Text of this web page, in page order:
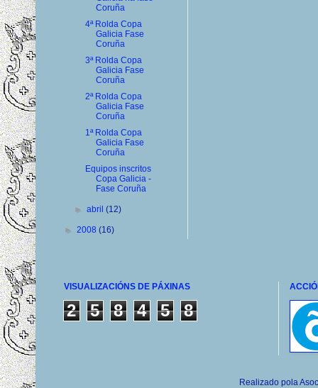
Coruña
4ª Rolda Copa
Galicia Fase
Coruña
3ª Rolda Copa
Galicia Fase
Coruña
2ª Rolda Copa
Galicia Fase
Coruña
1ª Rolda Copa
Galicia Fase
Coruña
Equipos inscritos
Copa Galicia -
Fase Coruña
►abril(12)
► 2008 (16)
VISUALIZACIÓNS DE PÁXINAS
2 5 8 4 5 8
Realizado pola